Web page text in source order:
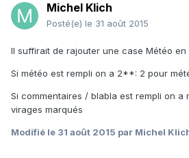
Michel Klich
Posté(e) le 31 août 2015
Il suffirait de rajouter une case Météo en
Si météo est rempli on a 2**: 2 pour
Si commentaires / blabla est rempli on a
virages marqués
Modifié le 31 août 2015 par Michel